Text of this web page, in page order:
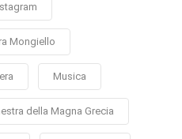
Mongiello
Musica
della Magna Grecia